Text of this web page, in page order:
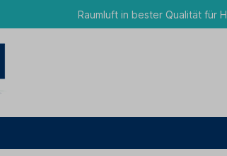
Raumluft in bester Qualität für